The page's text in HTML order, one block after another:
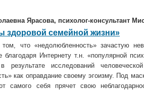
Ярасова, психолог-консультант
здоровой семейной жизни»
что «недолюбленность» зачастую
благодаря Интернету т.н. «популярной
результате исследований
как оправдание своему эгоизму. Под
самого себя прячет свою